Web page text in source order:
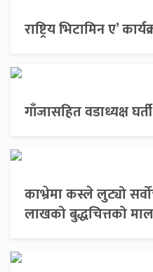
राष्ट्रिय भिटामिन ए’
गाँजासहित वडाध्यक्ष
काभ्रेमा कस्ले लुट्यो
लाखको बुद्धचित्तको